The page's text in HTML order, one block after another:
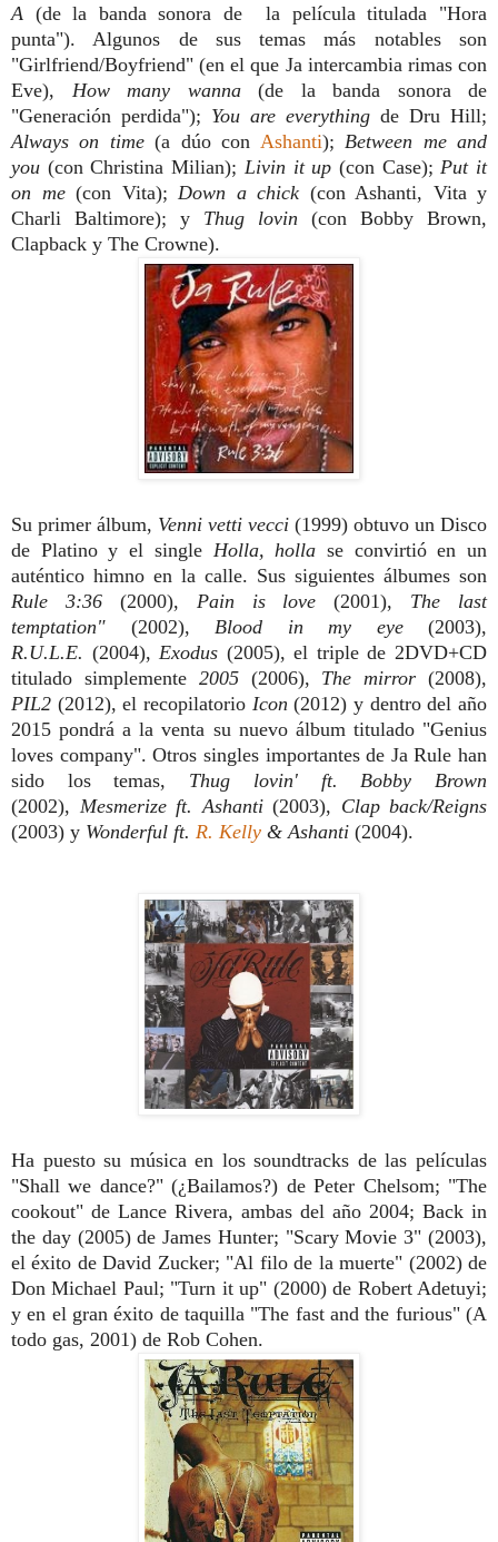
A (de la banda sonora de la película titulada "Hora
punta"). Algunos de sus temas más notables son
"Girlfriend/Boyfriend" (en el que Ja intercambia rimas con
Eve), How many wanna (de la banda sonora de
"Generación perdida"); You are everything de Dru Hill;
Always on time(a dúo con Ashanti); Between me and
you (con Christina Milian); Livin it up (con Case); Put it
on me (con Vita); Down a chick (con Ashanti, Vita y
Charli Baltimore); y Thug lovin (con Bobby Brown,
Clapback y The Crowne).
Su primer álbum, Venni vetti vecci (1999) obtuvo un Disco
de Platino y el single Holla, holla se convirtió en un
auténtico himno en la calle. Sus siguientes álbumes son
Rule 3:36 (2000), Pain is love (2001), The last
temptation" (2002), Blood in my eye (2003),
R.U.L.E. (2004), Exodus (2005), el triple de 2DVD+CD
titulado simplemente 2005 (2006), The mirror(2008),
PIL2 (2012), el recopilatorio Icon(2012) y dentro del año
2015 pondrá a la venta su nuevo álbum titulado "Genius
loves company". Otros singles importantes de Ja Rule han
sido los temas, Thug lovin' ft. Bobby Brown
(2002), Mesmerize ft. Ashanti (2003), Clap back/Reigns
(2003) y Wonderful ft. R. Kelly & Ashanti (2004).
Ha puesto su música en los soundtracks de las películas
"Shall we dance?" (¿Bailamos?) de Peter Chelsom; "The
cookout" de Lance Rivera, ambas del año 2004; Back in
the day (2005) de James Hunter; "Scary Movie 3" (2003),
el éxito de David Zucker; "Al filo de la muerte" (2002) de
Don Michael Paul; "Turn it up" (2000) de Robert Adetuyi;
y en el gran éxito de taquilla "The fast and the furious" (A
todo gas, 2001) de Rob Cohen.